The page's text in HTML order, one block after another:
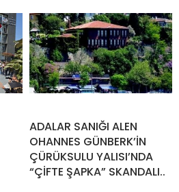
ADALAR SANIĞI ALEN
OHANNES GÜNBERK’İN
ÇÜRÜKSULU YALISI’NDA
“ÇİFTE ŞAPKA” SKANDALI..